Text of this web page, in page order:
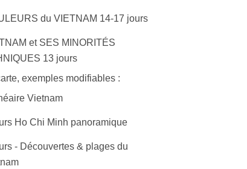
du VIETNAM 14-17 jours
et SES MINORITÉS
13 jours
exemples modifiables :
Vietnam
Ho Chi Minh panoramique
- Découvertes & plages du